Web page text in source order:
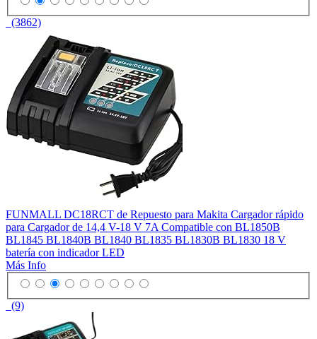
(3862)
FUNMALL DC18RCT de Repuesto para Makita Cargador rápido
para Cargador de 14,4 V-18 V 7A Compatible con BL1850B
BL1845 BL1840B BL1840 BL1835 BL1830B BL1830 18 V
batería con indicador LED
Más Info
(9)